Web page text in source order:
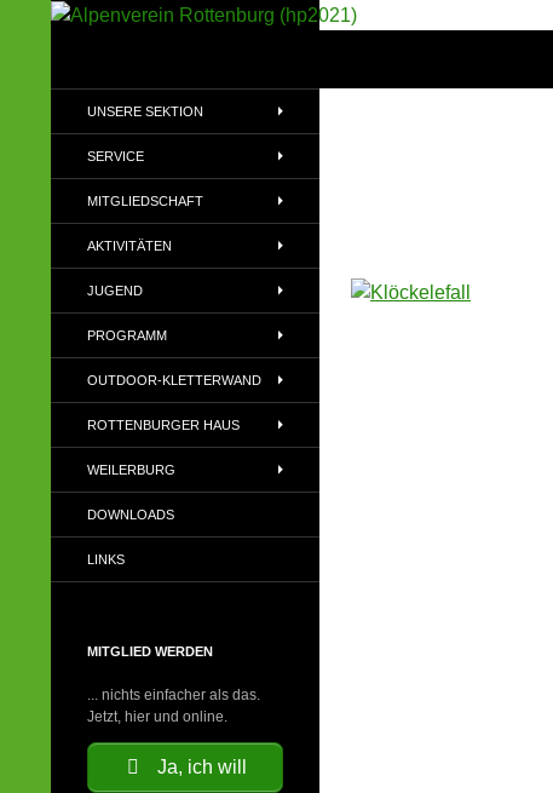
(DAV)
UNSERE SEKTION
SERVICE
MITGLIEDSCHAFT
AKTIVITÄTEN
JUGEND
PROGRAMM
OUTDOOR-KLETTERWAND
ROTTENBURGER HAUS
WEILERBURG
DOWNLOADS
LINKS
MITGLIED WERDEN
... nichts einfacher als das.
Jetzt, hier und online.
Ja, ich will